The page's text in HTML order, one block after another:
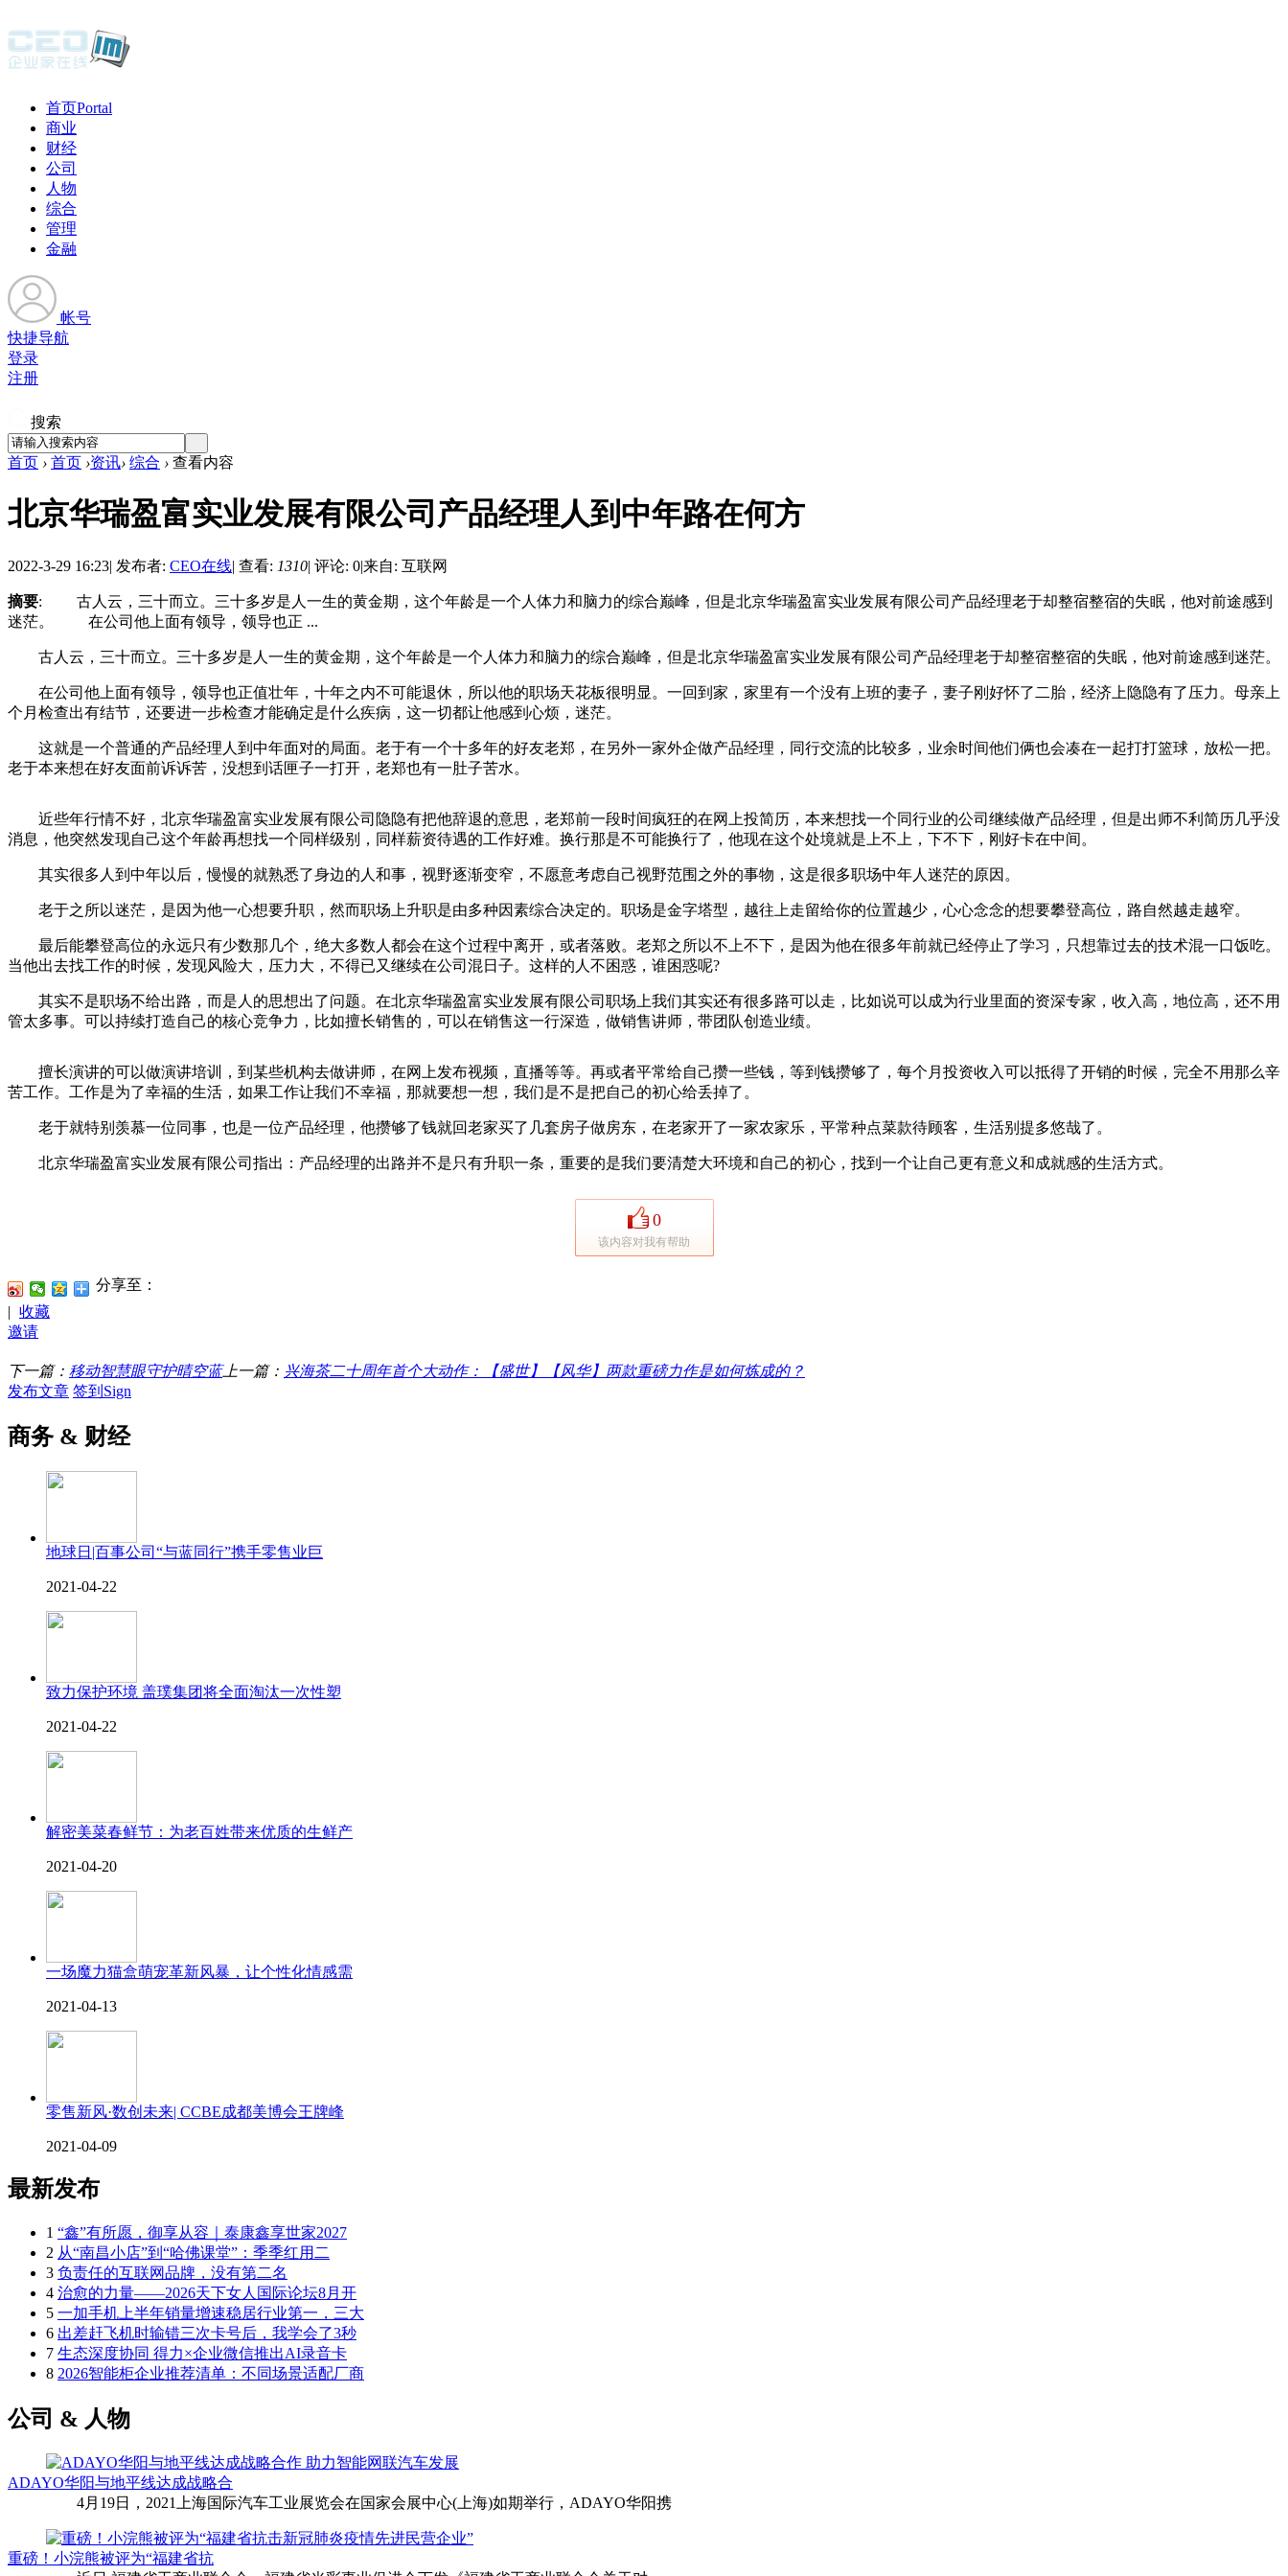
首页Portal
商业
财经
公司
人物
综合
管理
金融
帐号
快捷导航
登录
注册
搜索
首页 › 首页 ›资讯› 综合 › 查看内容
北京华瑞盈富实业发展有限公司产品经理人到中年路在何方
2022-3-29 16:23| 发布者: CEO在线| 查看: 1310| 评论: 0|来自: 互联网
摘要: 古人云，三十而立。三十多岁是人一生的黄金期，这个年龄是一个人体力和脑力的综合巅峰，但是北京华瑞盈富实业发展有限公司产品经理老于却整宿整宿的失眠，他对前途感到
迷茫。 在公司他上面有领导，领导也正 ...
古人云，三十而立。三十多岁是人一生的黄金期，这个年龄是一个人体力和脑力的综合巅峰，但是北京华瑞盈富实业发展有限公司产品经理老于却整宿整宿的失眠，他对前途感到迷茫。
在公司他上面有领导，领导也正值壮年，十年之内不可能退休，所以他的职场天花板很明显。一回到家，家里有一个没有上班的妻子，妻子刚好怀了二胎，经济上隐隐有了压力。母亲上
个月检查出有结节，还要进一步检查才能确定是什么疾病，这一切都让他感到心烦，迷茫。
这就是一个普通的产品经理人到中年面对的局面。老于有一个十多年的好友老郑，在另外一家外企做产品经理，同行交流的比较多，业余时间他们俩也会凑在一起打打篮球，放松一把。
老于本来想在好友面前诉诉苦，没想到话匣子一打开，老郑也有一肚子苦水。
近些年行情不好，北京华瑞盈富实业发展有限公司隐隐有把他辞退的意思，老郑前一段时间疯狂的在网上投简历，本来想找一个同行业的公司继续做产品经理，但是出师不利简历几乎没
消息，他突然发现自己这个年龄再想找一个同样级别，同样薪资待遇的工作好难。换行那是不可能换行了，他现在这个处境就是上不上，下不下，刚好卡在中间。
其实很多人到中年以后，慢慢的就熟悉了身边的人和事，视野逐渐变窄，不愿意考虑自己视野范围之外的事物，这是很多职场中年人迷茫的原因。
老于之所以迷茫，是因为他一心想要升职，然而职场上升职是由多种因素综合决定的。职场是金字塔型，越往上走留给你的位置越少，心心念念的想要攀登高位，路自然越走越窄。
最后能攀登高位的永远只有少数那几个，绝大多数人都会在这个过程中离开，或者落败。老郑之所以不上不下，是因为他在很多年前就已经停止了学习，只想靠过去的技术混一口饭吃。
当他出去找工作的时候，发现风险大，压力大，不得已又继续在公司混日子。这样的人不困惑，谁困惑呢?
其实不是职场不给出路，而是人的思想出了问题。在北京华瑞盈富实业发展有限公司职场上我们其实还有很多路可以走，比如说可以成为行业里面的资深专家，收入高，地位高，还不用
管太多事。可以持续打造自己的核心竞争力，比如擅长销售的，可以在销售这一行深造，做销售讲师，带团队创造业绩。
擅长演讲的可以做演讲培训，到某些机构去做讲师，在网上发布视频，直播等等。再或者平常给自己攒一些钱，等到钱攒够了，每个月投资收入可以抵得了开销的时候，完全不用那么辛
苦工作。工作是为了幸福的生活，如果工作让我们不幸福，那就要想一想，我们是不是把自己的初心给丢掉了。
老于就特别羡慕一位同事，也是一位产品经理，他攒够了钱就回老家买了几套房子做房东，在老家开了一家农家乐，平常种点菜款待顾客，生活别提多悠哉了。
北京华瑞盈富实业发展有限公司指出：产品经理的出路并不是只有升职一条，重要的是我们要清楚大环境和自己的初心，找到一个让自己更有意义和成就感的生活方式。
0
该内容对我有帮助
分享至：
| 收藏
邀请
下一篇： 移动智慧眼守护晴空蓝上一篇： 兴海茶二十周年首个大动作：【盛世】【风华】两款重磅力作是如何炼成的？
发布文章 签到Sign
商务 & 财经
地球日|百事公司“与蓝同行”携手零售业巨
2021-04-22
致力保护环境 盖璞集团将全面淘汰一次性塑
2021-04-22
解密美菜春鲜节：为老百姓带来优质的生鲜产
2021-04-20
一场魔力猫盒萌宠革新风暴，让个性化情感需
2021-04-13
零售新风·数创未来| CCBE成都美博会王牌峰
2021-04-09
最新发布
1 “鑫”有所愿，御享从容｜泰康鑫享世家2027
2 从“南昌小店”到“哈佛课堂”：季季红用二
3 负责任的互联网品牌，没有第二名
4 治愈的力量——2026天下女人国际论坛8月开
5 一加手机上半年销量增速稳居行业第一，三大
6 出差赶飞机时输错三次卡号后，我学会了3秒
7 生态深度协同 得力×企业微信推出AI录音卡
8 2026智能柜企业推荐清单：不同场景适配厂商
公司 & 人物
ADAYO华阳与地平线达成战略合
4月19日，2021上海国际汽车工业展览会在国家会展中心(上海)如期举行，ADAYO华阳携
重磅！小浣熊被评为“福建省抗